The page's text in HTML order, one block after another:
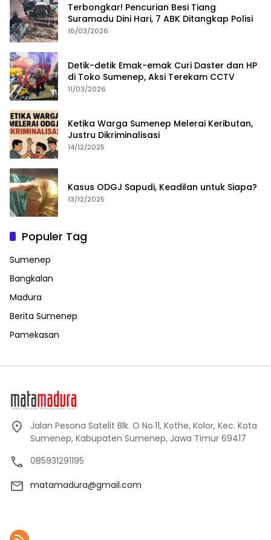
Terbongkar! Pencurian Besi Tiang
Suramadu Dini Hari, 7 ABK Ditangkap Polisi
16/03/2026
Detik-detik Emak-emak Curi Daster dan HP
di Toko Sumenep, Aksi Terekam CCTV
11/03/2026
Ketika Warga Sumenep Melerai Keributan,
Justru Dikriminalisasi
14/12/2025
Kasus ODGJ Sapudi, Keadilan untuk Siapa?
13/12/2025
Populer Tag
Sumenep
Bangkalan
Madura
Berita Sumenep
Pamekasan
Jalan Pesona Satelit Blk. O No.11, Kothe, Kolor, Kec. Kota
Sumenep, Kabupaten Sumenep, Jawa Timur 69417
085931291195
matamadura@gmail.com